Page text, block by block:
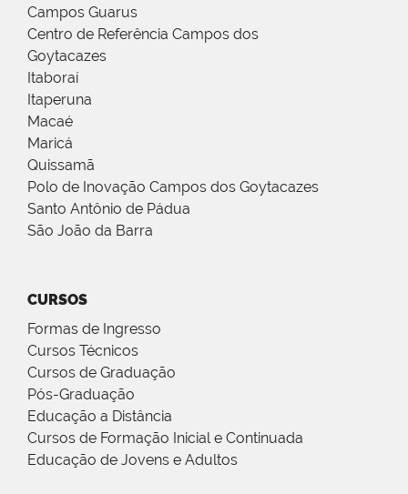
Campos Guarus
Centro de Referência Campos dos
Goytacazes
Itaboraí
Itaperuna
Macaé
Maricá
Quissamã
Polo de Inovação Campos dos Goytacazes
Santo Antônio de Pádua
São João da Barra
CURSOS
Formas de Ingresso
Cursos Técnicos
Cursos de Graduação
Pós-Graduação
Educação a Distância
Cursos de Formação Inicial e Continuada
Educação de Jovens e Adultos